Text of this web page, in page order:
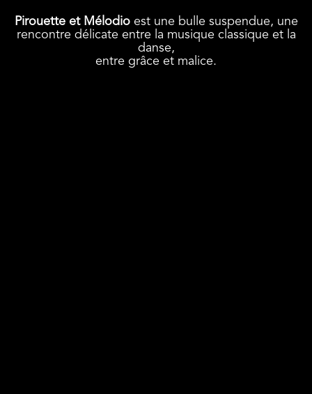
Pirouette et Mélodioest une bulle suspendue, une
rencontre délicate entre la musique classique et la
danse,
entre grâce et malice.